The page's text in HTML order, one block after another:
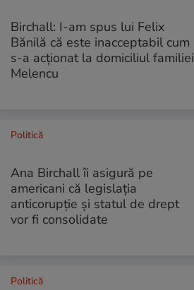
Birchall: I-am spus lui Felix
Bănilă că este inacceptabil cum
s-a acționat la domiciliul familiei
Melencu
Politică
Ana Birchall îi asigură pe
americani că legislația
anticorupție și statul de drept
vor fi consolidate
Politică